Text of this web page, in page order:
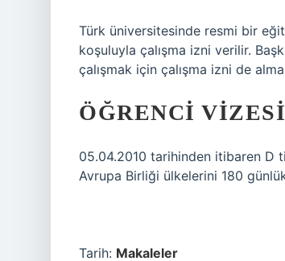
Türk üniversitesinde resmi bir
koşuluyla çalışma izni verilir.
çalışmak için çalışma izni de
ÖĞRENCI
05.04.2010 tarihinden itibaren D
Avrupa Birliği ülkelerini 180
Tarih: Makaleler